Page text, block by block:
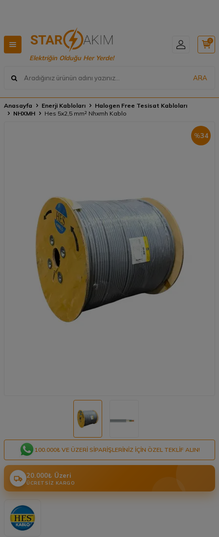
Elektriğin Olduğu Her Yerde!
ARA
0
Anasayfa Enerji Kabloları
Halogen Free Tesisat Kabloları
NHXMH
Hes 5x2,5 mm² Nhxmh Kablo
%34
100.000₺ VE ÜZERI SIPARIŞLERINIZ IÇIN ÖZEL TEKLIF ALIN!
20.000₺ Üzeri
ÜCRETSIZ KARGO